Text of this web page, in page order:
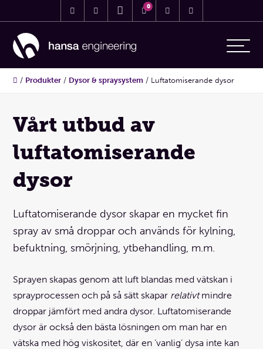
0
/ Produkter / Dysor & spraysystem / Luftatomiserande dysor
Vårt utbud av
luftatomiserande
dysor
Luftatomiserande dysor skapar en mycket fin
spray av små droppar och används för kylning,
befuktning, smörjning, ytbehandling, m.m.
Sprayen skapas genom att luft blandas med vätskan i
sprayprocessen och på så sätt skapar relativtmindre
droppar jämfört med andra dysor. Luftatomiserande
dysor är också den bästa lösningen om man har en
vätska med hög viskositet, där en ’vanlig’ dysa inte kan